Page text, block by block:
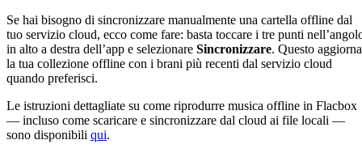
Se hai bisogno di sincronizzare manualmente una cartella offline dal
tuo servizio cloud, ecco come fare: basta toccare i tre punti
in alto a destra dell’app e selezionare Sincronizzare. Questo aggiorna
la tua collezione offline con i brani più recenti dal servizio cloud
quando preferisci.
Le istruzioni dettagliate su come riprodurre musica offline in Flacbox
— incluso come scaricare e sincronizzare dal cloud ai file locali —
sono disponibili qui.